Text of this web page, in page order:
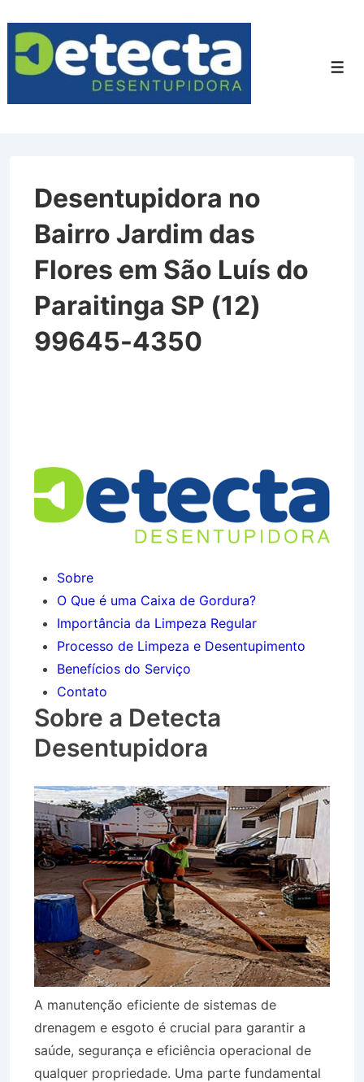
para
Conteúdo
Desentupidora no
Bairro Jardim das
Flores em São Luís do
Paraitinga SP (12)
99645-4350
Sobre
O Que é uma Caixa de Gordura?
Importância da Limpeza Regular
Processo de Limpeza e Desentupimento
Benefícios do Serviço
Contato
Sobre a Detecta
Desentupidora
A manutenção eficiente de sistemas de
drenagem e esgoto é crucial para garantir a
saúde, segurança e eficiência operacional de
qualquer propriedade. Uma parte fundamental